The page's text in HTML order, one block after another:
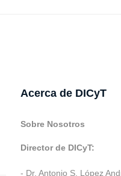
Acerca de DICyT
Sobre Nosotros
Director de DICyT:
- Dr. Antonio S. López